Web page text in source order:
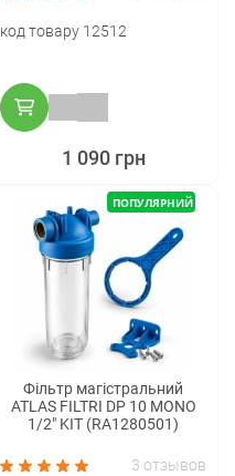
код товару 12512
1 090 грн
ПОПУЛЯРНИЙ
Фільтр магістральний
ATLAS FILTRI DP 10 MONO
1/2" KIT (RA1280501)
3 отзывов